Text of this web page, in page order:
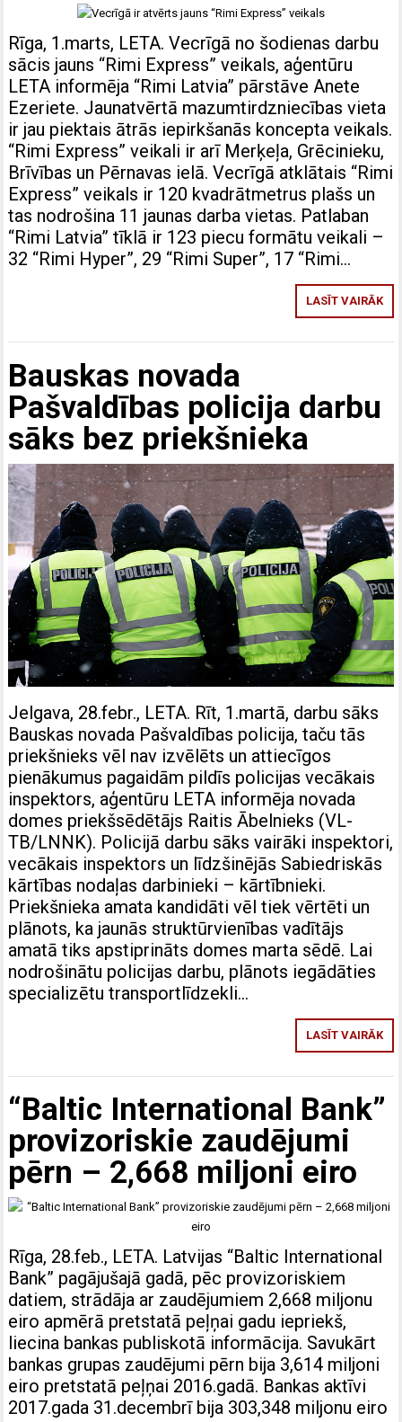
Rīga, 1.marts, LETA. Vecrīgā no šodienas darbu
sācis jauns “Rimi Express” veikals, aģentūru
LETA informēja “Rimi Latvia” pārstāve Anete
Ezeriete. Jaunatvērtā mazumtirdzniecības vieta
ir jau piektais ātrās iepirkšanās koncepta veikals.
“Rimi Express” veikali ir arī Merķeļa, Grēcinieku,
Brīvības un Pērnavas ielā. Vecrīgā atklātais “Rimi
Express” veikals ir 120 kvadrātmetrus plašs un
tas nodrošina 11 jaunas darba vietas. Patlaban
“Rimi Latvia” tīklā ir 123 piecu formātu veikali –
32 “Rimi Hyper”, 29 “Rimi Super”, 17 “Rimi…
LASĪT VAIRĀK
Bauskas novada
Pašvaldības policija darbu
sāks bez priekšnieka
Jelgava, 28.febr., LETA. Rīt, 1.martā, darbu sāks
Bauskas novada Pašvaldības policija, taču tās
priekšnieks vēl nav izvēlēts un attiecīgos
pienākumus pagaidām pildīs policijas vecākais
inspektors, aģentūru LETA informēja novada
domes priekšsēdētājs Raitis Ābelnieks (VL-
TB/LNNK). Policijā darbu sāks vairāki inspektori,
vecākais inspektors un līdzšinējās Sabiedriskās
kārtības nodaļas darbinieki – kārtībnieki.
Priekšnieka amata kandidāti vēl tiek vērtēti un
plānots, ka jaunās struktūrvienības vadītājs
amatā tiks apstiprināts domes marta sēdē. Lai
nodrošinātu policijas darbu, plānots iegādāties
specializētu transportlīdzekli…
LASĪT VAIRĀK
“Baltic International Bank”
provizoriskie zaudējumi
pērn – 2,668 miljoni eiro
Rīga, 28.feb., LETA. Latvijas “Baltic International
Bank” pagājušajā gadā, pēc provizoriskiem
datiem, strādāja ar zaudējumiem 2,668 miljonu
eiro apmērā pretstatā peļņai gadu iepriekš,
liecina bankas publiskotā informācija. Savukārt
bankas grupas zaudējumi pērn bija 3,614 miljoni
eiro pretstatā peļņai 2016.gadā. Bankas aktīvi
2017.gada 31.decembrī bija 303,348 miljonu eiro